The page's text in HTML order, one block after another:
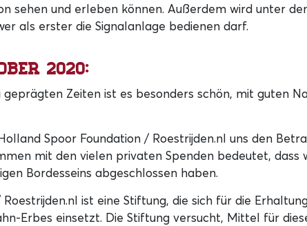
sehen und erleben können. Außerdem wird unter
als erster die Signalanlage bedienen darf.
2020:
geprägten Zeiten ist es besonders schön, mit guten
Spoor Foundation / Roestrijden.nl uns den
mit den vielen privaten Spenden bedeutet, dass
Bordesseins abgeschlossen haben.
ist eine Stiftung, die sich für die
Erbes einsetzt. Die Stiftung versucht, Mittel für